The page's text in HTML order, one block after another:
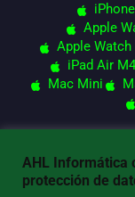
Apple
Apple
iPad Air M4
Mac Mini
©
AHL Informática
protección de